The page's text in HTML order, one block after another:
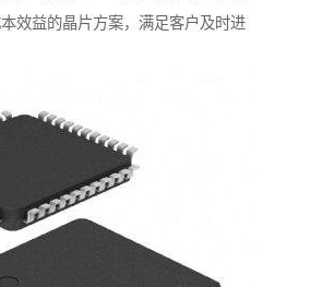
效益的晶片方案，满足客户及时进